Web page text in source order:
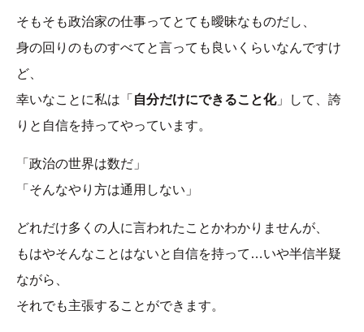
そもそも政治家の仕事ってとても曖昧なものだし、
身の回りのものすべてと言っても良いくらいなんですけ
ど、
幸いなことに私は「 自分だけにできること化」して、誇
りと自信を持ってやっています。
「政治の世界は数だ」
「そんなやり方は通用しない」
どれだけ多くの人に言われたことかわかりませんが、
もはやそんなことはないと自信を持って…いや半信半疑
ながら、
それでも主張することができます。